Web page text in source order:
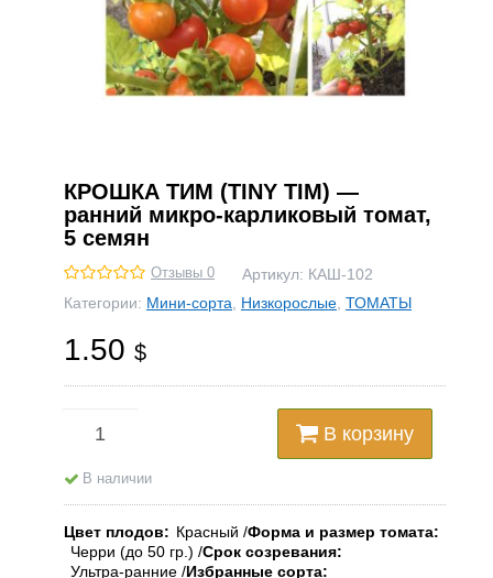
КРОШКА ТИМ (TINY TIM) —
ранний микро-карликовый томат,
5 семян
Отзывы 0 Артикул: КАШ-102
Категории: Мини-сорта Низкорослые ТОМАТЫ
1.50 $
В корзину
В наличии
Цвет плодов Красный Форма и размер томата
Черри (до 50 гр.) Срок созревания
Ультра-ранние Избранные сорта